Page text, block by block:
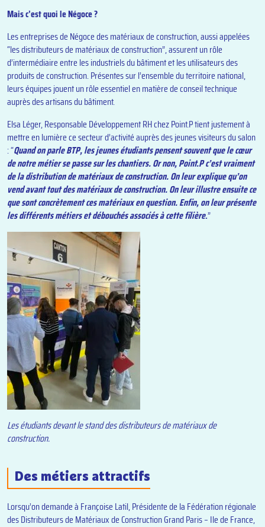
Mais c’est quoi le Négoce ?
Les entreprises de Négoce des matériaux de construction, aussi appelées
“les distributeurs de matériaux de construction”, assurent un rôle
d’intermédiaire entre les industriels du bâtiment et les utilisateurs des
produits de construction. Présentes sur l’ensemble du territoire national,
leurs équipes jouent un rôle essentiel en matière de conseil technique
auprès des artisans du bâtiment.
Elsa Léger, Responsable Développement RH chez Point.P tient justement à
mettre en lumière ce secteur d’activité auprès des jeunes visiteurs du salon
: “Quand on parle BTP, les jeunes étudiants pensent souvent que le cœur
de notre métier se passe sur les chantiers. Or non, Point.P c’est vraiment
de la distribution de matériaux de construction. On leur explique qu’on
vend avant tout des matériaux de construction. On leur illustre ensuite ce
que sont concrètement ces matériaux en question. Enfin, on leur présente
les différents métiers et débouchés associés à cette filière.”
Les étudiants devant le stand des distributeurs de matériaux de
construction.
Des métiers attractifs
Lorsqu’on demande à Françoise Latil, Présidente de la Fédération régionale
des Distributeurs de Matériaux de Construction Grand Paris – Ile de France,